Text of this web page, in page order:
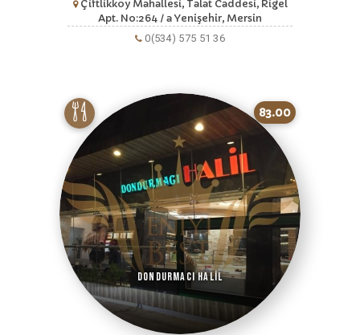
Çiftlikköy Mahallesi, Talat Caddesi, Rigel
Apt. No:264 / a Yenişehir, Mersin
0(534) 575 51 36
83.00
Dondurmacı Halil